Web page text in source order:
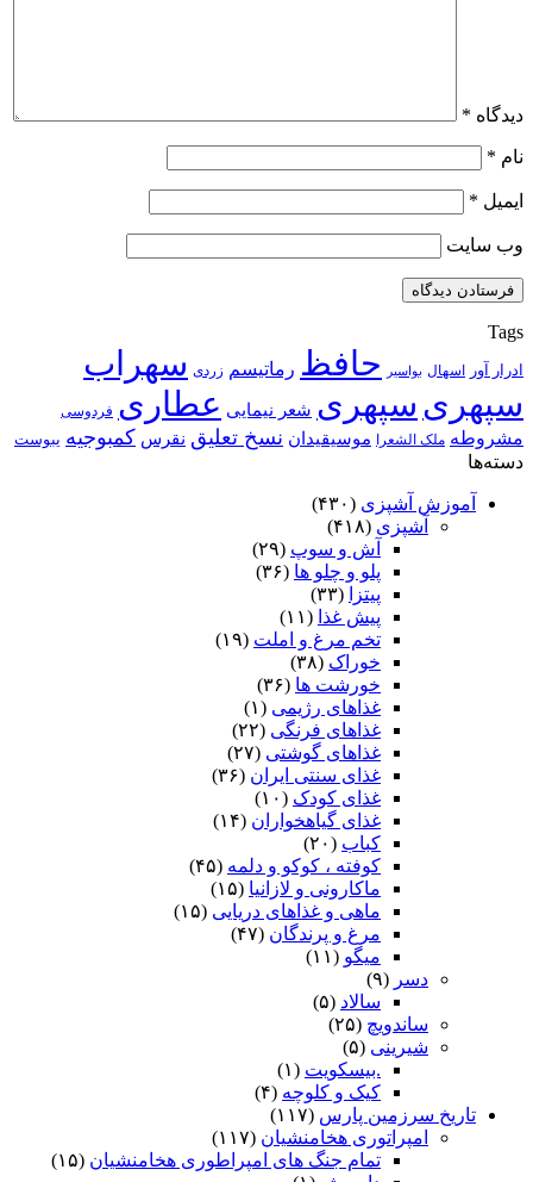
دیدگاه *
نام *
ایمیل *
وب‌ سایت
Tags
ادرار آور اسهال بواسیر حافظ رماتیسم زردی سهراب
سپهری سپهری شعر نیمایی عطاری فردوسی
مشروطه ملک الشعرا موسیقیدان نسخ تعلیق نقرس کمبوجیه یبوست
دسته‌ها
آموزش آشپزی (۴۳۰)
آشپزی (۴۱۸)
آش و سوپ (۲۹)
پلو و چلو ها (۳۶)
پیتزا
(۳۳)
پیش غذا (۱۱)
تخم مرغ و املت (۱۹)
خوراک (۳۸)
خورشت ها (۳۶)
غذاهای رژیمی (۱)
غذاهای فرنگی (۲۲)
غذاهای گوشتی (۲۷)
غذای سنتی ایران (۳۶)
غذای کودک (۱۰)
غذای گیاهخواران (۱۴)
کباب (۲۰)
کوفته ، کوکو و دلمه (۴۵)
ماکارونی و لازانیا (۱۵)
ماهی و غذاهای دریایی (۱۵)
مرغ و پرندگان (۴۷)
میگو (۱۱)
دسر (۹)
سالاد (۵)
ساندویچ (۲۵)
شیرینی (۵)
.بیسکویت (۱)
کیک و کلوچه (۴)
تاریخ سرزمین پارس (۱۱۷)
امپراتوری هخامنشیان (۱۱۷)
تمام جنگ های امپراطوری هخامنشیان (۱۵)